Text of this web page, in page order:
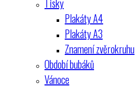
Tisky
Plakáty A4
Plakáty A3
Znamení zvěrokruhu
Období bubáků
Vánoce